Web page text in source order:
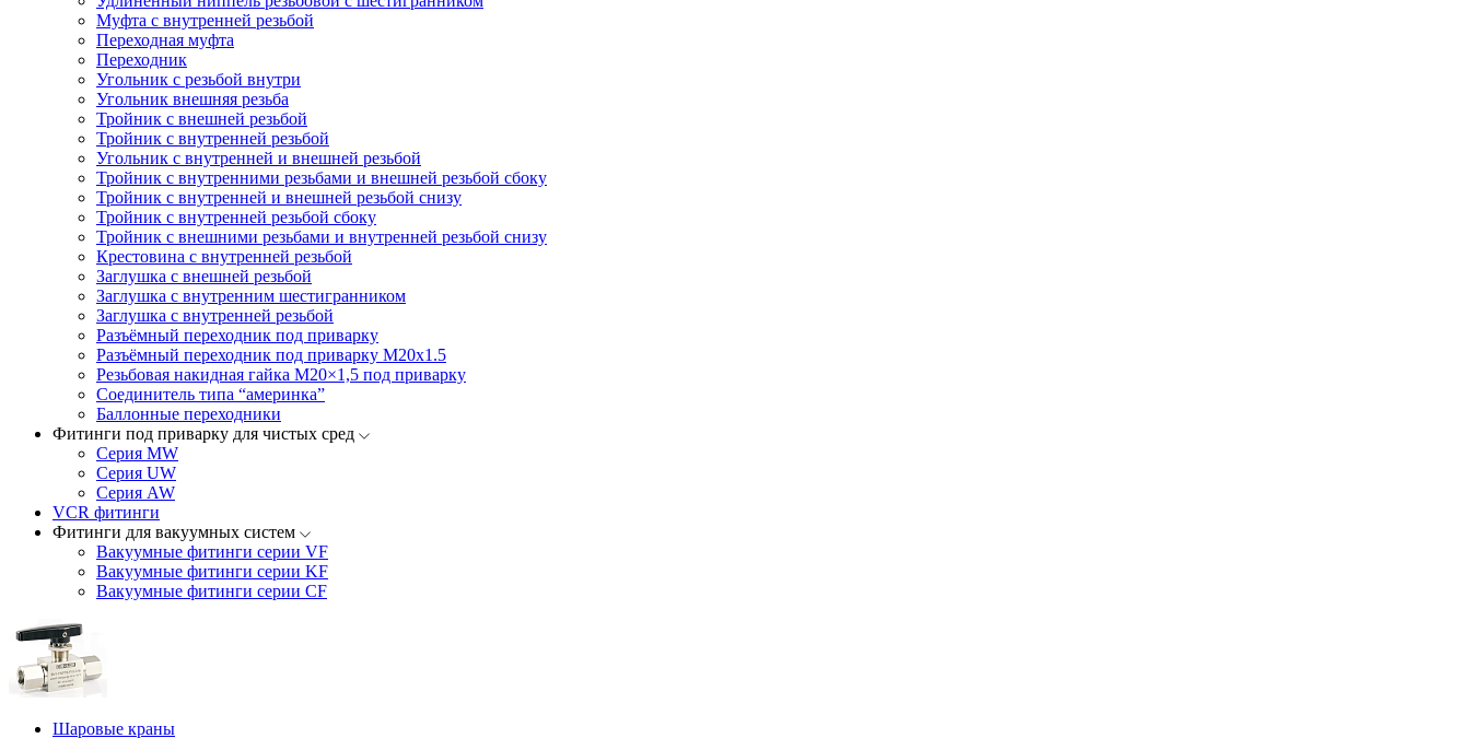
Муфта с внутренней резьбой
Переходная муфта
Переходник
Угольник с резьбой внутри
Угольник внешняя резьба
Тройник с внешней резьбой
Тройник с внутренней резьбой
Угольник с внутренней и внешней резьбой
Тройник с внутренними резьбами и внешней резьбой сбоку
Тройник с внутренней и внешней резьбой снизу
Тройник с внутренней резьбой сбоку
Тройник с внешними резьбами и внутренней резьбой снизу
Крестовина с внутренней резьбой
Заглушка с внешней резьбой
Заглушка с внутренним шестигранником
Заглушка с внутренней резьбой
Разъёмный переходник под приварку
Разъёмный переходник под приварку М20х1.5
Резьбовая накидная гайка M20×1,5 под приварку
Соединитель типа “америнка”
Баллонные переходники
Фитинги под приварку для чистых сред
Серия MW
Серия UW
Серия AW
VCR фитинги
Фитинги для вакуумных систем
Вакуумные фитинги серии VF
Вакуумные фитинги серии KF
Вакуумные фитинги серии CF
Шаровые краны